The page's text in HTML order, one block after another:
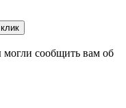
сообщить вам об